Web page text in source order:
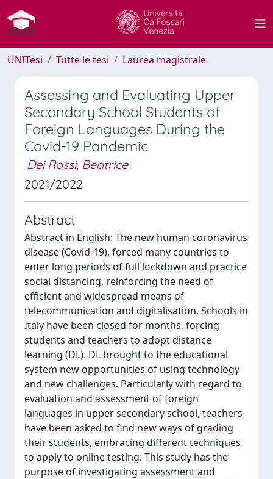
UNITesi Tutte le tesi Laurea magistrale
Assessing and Evaluating Upper
Secondary School Students of
Foreign Languages During the
Covid-19 Pandemic
Dei Rossi, Beatrice
2021/2022
Abstract
Abstract in English: The new human coronavirus
disease (Covid-19), forced many countries to
enter long periods of full lockdown and practice
social distancing, reinforcing the need of
efficient and widespread means of
telecommunication and digitalisation. Schools in
Italy have been closed for months, forcing
students and teachers to adopt distance
learning (DL). DL brought to the educational
system new opportunities of using technology
and new challenges. Particularly with regard to
evaluation and assessment of foreign
languages in upper secondary school, teachers
have been asked to find new ways of grading
their students, embracing different techniques
to apply to online testing. This study has the
purpose of investigating assessment and